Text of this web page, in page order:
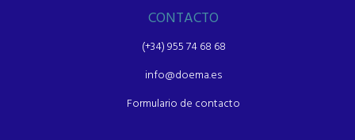
CONTACTO
(+34) 955 74 68 68
info@doema.es
Formulario de contacto